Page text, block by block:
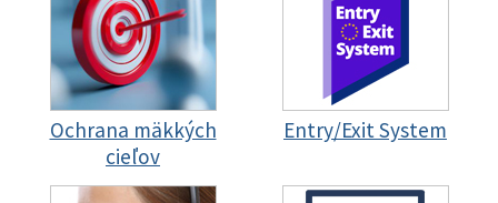
Ochrana mäkkých
cieľov
Entry/Exit System